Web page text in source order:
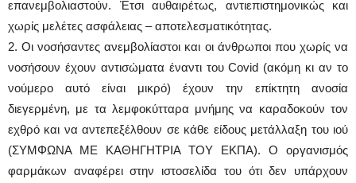
επανεμβολιαστούν. Έτσι αυθαιρέτως, αντιεπιστημονικώς και
χωρίς μελέτες ασφάλειας – αποτελεσματικότητας.
2. Οι νοσήσαντες ανεμβολίαστοι και οι άνθρωποι που χωρίς να
νοσήσουν έχουν αντισώματα έναντι του Covid (ακόμη κι αν το
νούμερο αυτό είναι μικρό) έχουν την επίκτητη ανοσία
διεγερμένη, με τα λεμφοκύτταρα μνήμης να καραδοκούν τον
εχθρό και να αντεπεξέλθουν σε κάθε είδους μετάλλαξη του ιού
(ΣΥΜΦΩΝΑ ΜΕ ΚΑΘΗΓΗΤΡΙΑ ΤΟΥ ΕΚΠΑ). Ο οργανισμός
φαρμάκων αναφέρει στην ιστοσελίδα του ότι δεν υπάρχουν